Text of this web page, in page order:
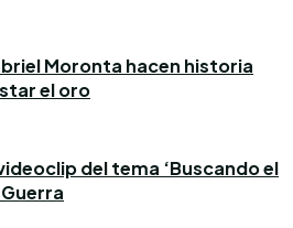
Moronta hacen historia
el oro
del tema ‘Buscando el